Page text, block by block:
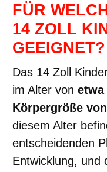
FÜR
14 ZOLL
GEEIGNET?
Das 14 Zoll
im Alter von etwa
Körpergröße
diesem Alter
entscheidenden
Entwicklung, und